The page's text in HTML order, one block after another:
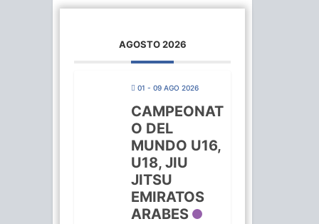
AGOSTO 2026
01 - 09 AGO 2026
CAMPEONAT
O DEL
MUNDO U16,
U18, JIU
JITSU
EMIRATOS
ARABES